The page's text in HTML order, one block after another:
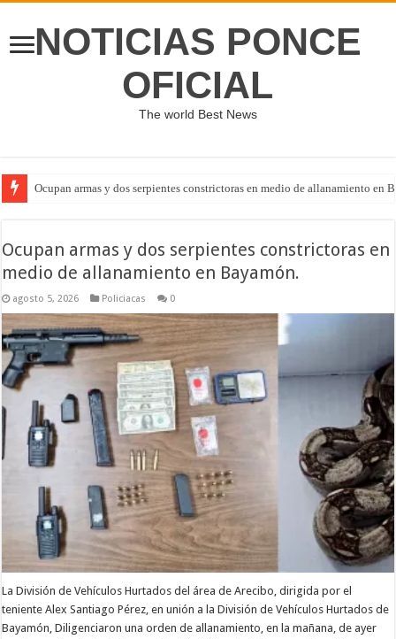
NOTICIAS PONCE
OFICIAL
The world Best News
Ocupan armas y dos serpientes constrictoras en medio de allanamiento en
Ocupan armas y dos serpientes constrictoras en
medio de allanamiento en Bayamón.
agosto 5, 2026 Policiacas 0
La División de Vehículos Hurtados del área de Arecibo, dirigida por el
teniente Alex Santiago Pérez, en unión a la División de Vehículos Hurtados de
Bayamón, Diligenciaron una orden de allanamiento, en la mañana, de ayer